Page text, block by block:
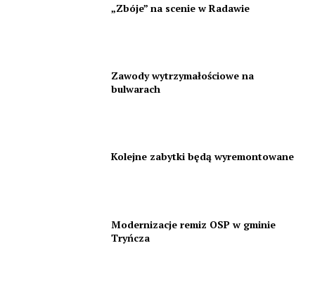
„Zbóje” na scenie w Radawie
Zawody wytrzymałościowe na
bulwarach
Kolejne zabytki będą wyremontowane
Modernizacje remiz OSP w gminie
Tryńcza